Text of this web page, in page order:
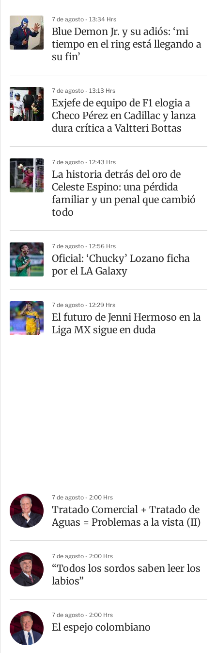
a
r
t
7 de agosto - 13:34 Hrs
Blue Demon Jr. y su adiós: ‘mi
tiempo en el ring está llegando a
su fin’
7 de agosto - 13:13 Hrs
Exjefe de equipo de F1 elogia a
Checo Pérez en Cadillac y lanza
dura crítica a Valtteri Bottas
7 de agosto - 12:43 Hrs
La historia detrás del oro de
Celeste Espino: una pérdida
familiar y un penal que cambió
todo
7 de agosto - 12:56 Hrs
Oficial: ‘Chucky’ Lozano ficha
por el LA Galaxy
7 de agosto - 12:29 Hrs
El futuro de Jenni Hermoso en la
Liga MX sigue en duda
7 de agosto - 2:00 Hrs
Tratado Comercial + Tratado de
Aguas = Problemas a la vista (II)
7 de agosto - 2:00 Hrs
“Todos los sordos saben leer los
labios”
7 de agosto - 2:00 Hrs
El espejo colombiano